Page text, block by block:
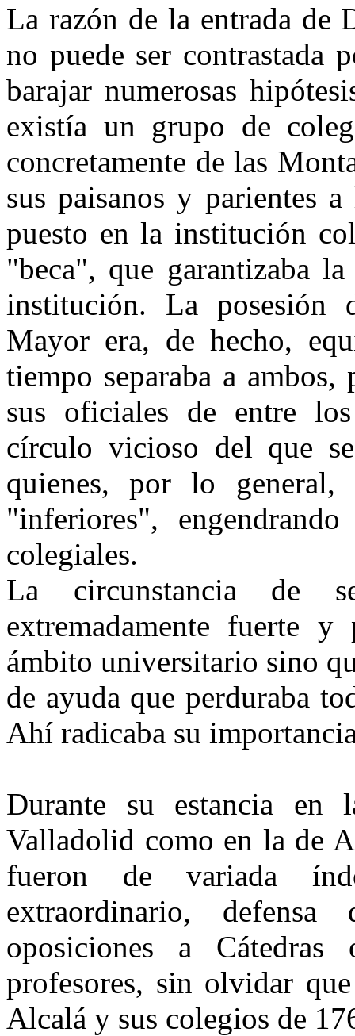
La razón de la entrada de
no puede ser contrastada
barajar numerosas
existía un grupo de
concretamente de las
sus paisanos y parientes
puesto en la institución
"beca", que garantizaba
institución. La posesión
Mayor era, de hecho,
tiempo separaba a
sus oficiales de entre
círculo vicioso del que
quienes, por lo general,
"inferiores",
colegiales.
La circunstancia de
extremadamente fuerte
ámbito universitario sino
de ayuda que perduraba
Ahí radicaba su
Durante su estancia
Valladolid como en la de
fueron de variada
extraordinario,
oposiciones a Cátedras
profesores, sin olvidar
Alcalá y sus colegios de